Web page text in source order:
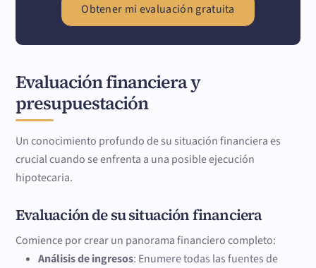
Obtener mi evaluación gratuita
Evaluación financiera y
presupuestación
Un conocimiento profundo de su situación financiera es
crucial cuando se enfrenta a una posible ejecución
hipotecaria.
Evaluación de su situación financiera
Comience por crear un panorama financiero completo:
Análisis de ingresos: Enumere todas las fuentes de